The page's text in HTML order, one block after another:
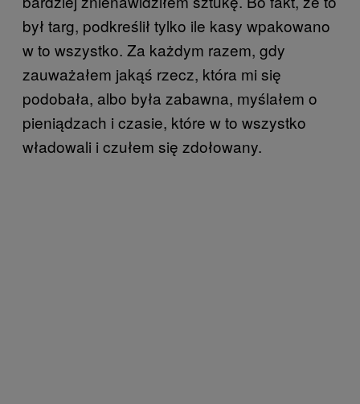
był targ, podkreślił tylko ile kasy wpakowano
w to wszystko. Za każdym razem, gdy
zauważałem jakąś rzecz, która mi się
podobała, albo była zabawna, myślałem o
pieniądzach i czasie, które w to wszystko
władowali i czułem się zdołowany.